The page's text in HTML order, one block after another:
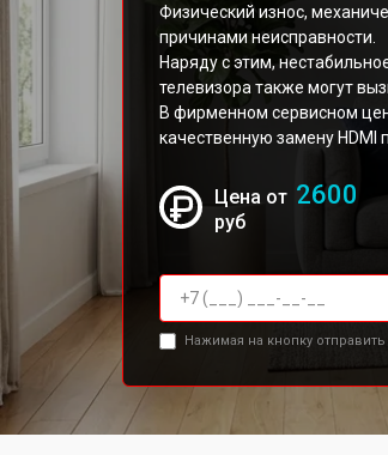
Физический износ,
причинами неисправности.
Наряду с этим,
телевизора также могут
В фирменном сервисном
качественную замену HDMI
Цена от 2600
руб
Нажимая на кнопку